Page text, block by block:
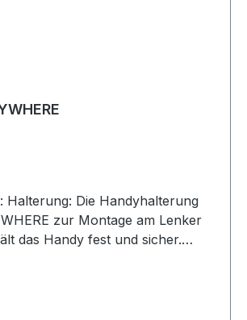
zur Montage am Lenker
das Handy fest und sicher.